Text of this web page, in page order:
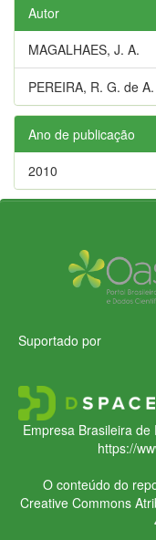
Autor
MAGALHAES, J. A.
PEREIRA, R. G. de A.
Ano de publicação
2010
Suportado por
Empresa Brasileira
https://
O conteúdo do
Creative Commons